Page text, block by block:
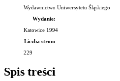
Wydawnictwo Uniwersytetu Śląskiego
Wydanie:
Katowice 1994
Liczba stron:
229
Spis treści